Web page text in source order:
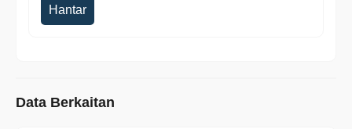
Hantar
Data Berkaitan